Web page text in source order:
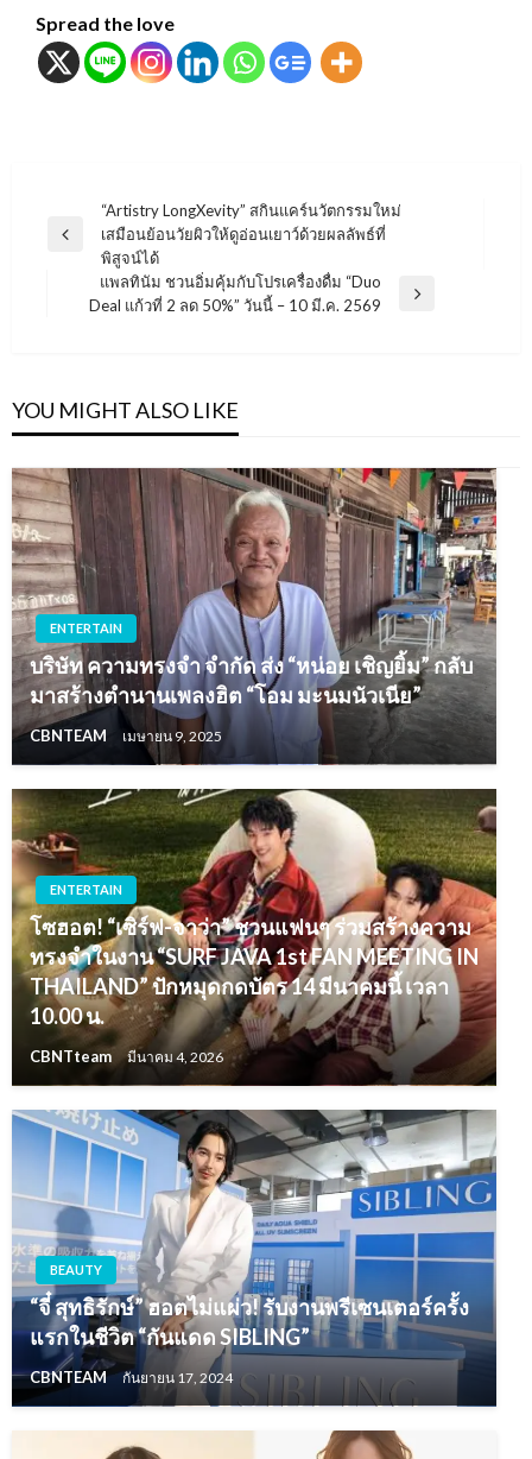
Spread the love
แนะแนว
เรื่อง
Previous
“Artistry LongXevity” สกินแคร์นวัตกรรมใหม่
เสมือนย้อนวัยผิวให้ดูอ่อนเยาว์ด้วยผลลัพธ์ที่
พิสูจน์ได้
Next
แพลทินัม ชวนอิ่มคุ้มกับโปรเครื่องดื่ม “Duo
Deal แก้วที่ 2 ลด 50%” วันนี้ – 10 มี.ค. 2569
YOU MIGHT ALSO LIKE
ENTERTAIN
บริษัท ความทรงจำ จำกัด ส่ง “หน่อย เชิญยิ้ม” กลับ
มาสร้างตำนานเพลงฮิต “โอม มะนมนัวเนีย”
CBNTEAM เมษายน 9, 2025
ENTERTAIN
โซฮอต! “เซิร์ฟ-จาว่า” ชวนแฟนๆ ร่วมสร้างความ
ทรงจำในงาน “SURF JAVA 1st FAN MEETING IN
THAILAND” ปักหมุดกดบัตร 14 มีนาคมนี้ เวลา
10.00 น.
CBNTteam มีนาคม 4, 2026
BEAUTY
“จี๋ สุทธิรักษ์” ฮอตไม่แผ่ว! รับงานพรีเซนเตอร์ครั้ง
แรกในชีวิต “กันแดด SIBLING”
CBNTEAM กันยายน 17, 2024